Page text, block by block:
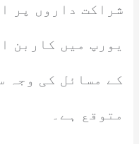
شراکت داروں پر
یورپ میں کاربن
کے مسائل کی وجہ
متوقع ہے۔